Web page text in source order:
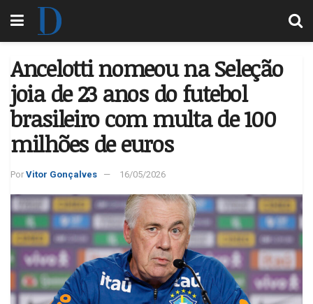
Ancelotti nomeou na Seleção
joia de 23 anos do futebol
brasileiro com multa de 100
milhões de euros
Por Vitor Gonçalves 16/05/2026